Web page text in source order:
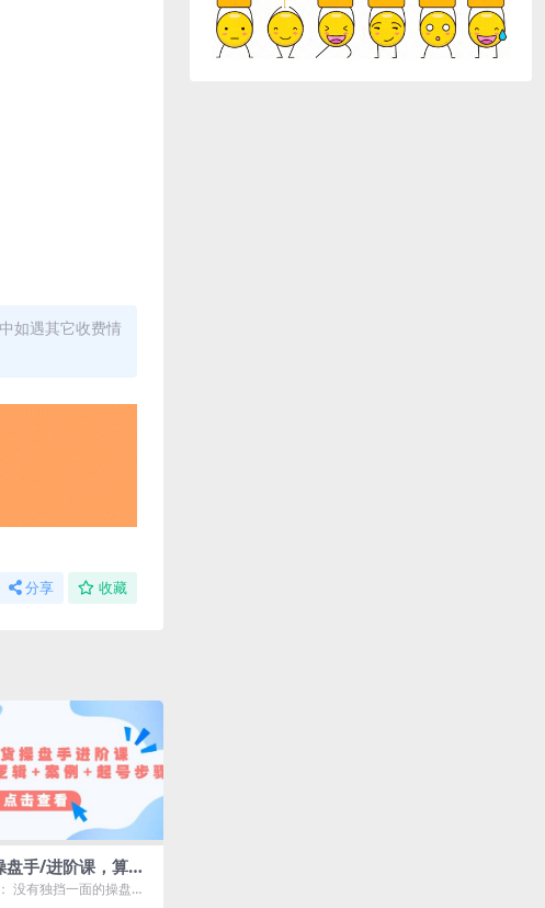
如遇其它收费情
分享 收藏
手/进阶课，算法
起号步骤
没有独挡一面的操盘手